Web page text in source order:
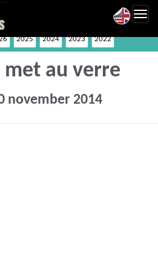
2025 2024 2023 2022
met au verre
november 2014